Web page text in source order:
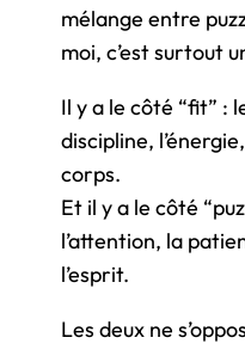
mélange entre
moi, c’est surtout
Il y a le côté “fit” :
discipline,
corps.
Et il y a le côté
l’attention, la
l’esprit.
Les deux ne